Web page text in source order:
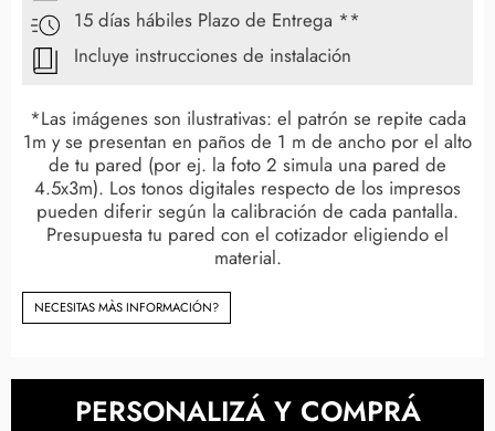
15 días hábiles Plazo de Entrega **
Incluye instrucciones de instalación
*Las imágenes son ilustrativas: el patrón se repite cada
1m y se presentan en paños de 1 m de ancho por el alto
de tu pared (por ej. la foto 2 simula una pared de
4.5x3m). Los tonos digitales respecto de los impresos
pueden diferir según la calibración de cada pantalla.
Presupuesta tu pared con el cotizador eligiendo el
material.
NECESITAS MÀS INFORMACIÓN?
PERSONALIZÁ Y COMPRÁ